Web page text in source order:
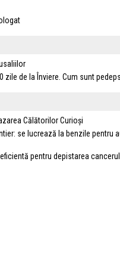
zile de la Înviere. Cum sunt
Călătorilor Curioși
se lucrează la benzile pentru
pentru depistarea